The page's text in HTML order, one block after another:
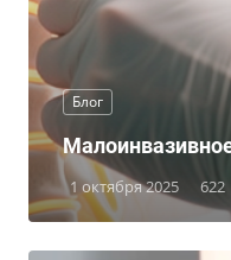
Блог
1 октября 2025 622